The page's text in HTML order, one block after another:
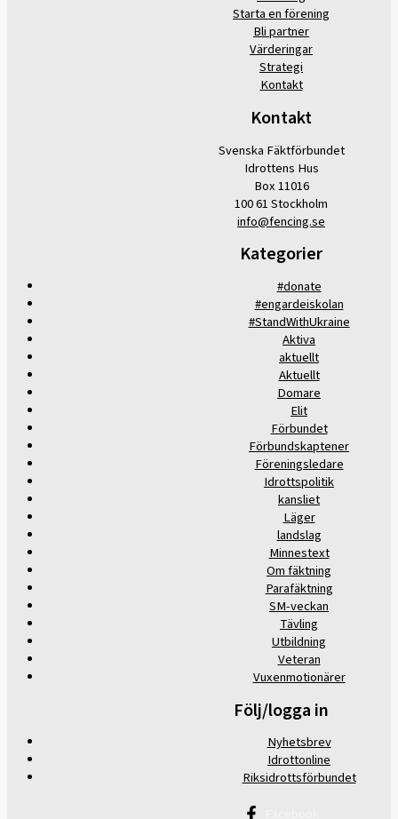
Starta en förening
Bli partner
Värderingar
Strategi
Kontakt
Kontakt
Svenska Fäktförbundet
Idrottens Hus
Box 11016
100 61 Stockholm
info@fencing.se
Kategorier
#donate
#engardeiskolan
#StandWithUkraine
Aktiva
aktuellt
Aktuellt
Domare
Elit
Förbundet
Förbundskaptener
Föreningsledare
Idrottspolitik
kansliet
Läger
landslag
Minnestext
Om fäktning
Parafäktning
SM-veckan
Tävling
Utbildning
Veteran
Vuxenmotionärer
Följ/logga in
Nyhetsbrev
Idrottonline
Riksidrottsförbundet